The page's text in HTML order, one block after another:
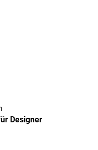
Designer